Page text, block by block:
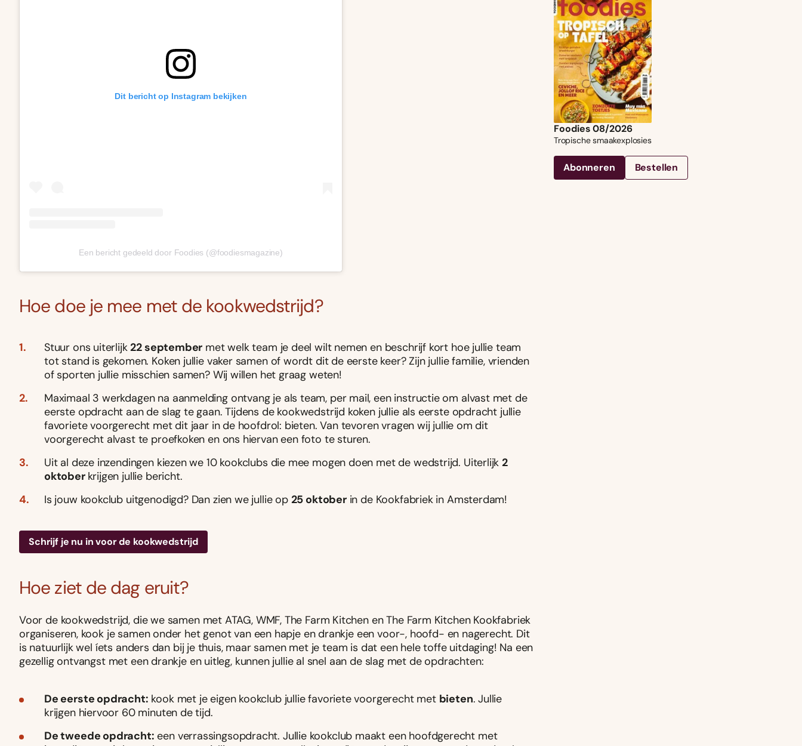
Dit bericht op Instagram bekijken
Een bericht gedeeld door Foodies (@foodiesmagazine)
Hoe doe je mee met de kookwedstrijd?
Stuur ons uiterlijk 22 september met welk team je deel wilt nemen en beschrijf kort hoe jullie team
tot stand is gekomen. Koken jullie vaker samen of wordt dit de eerste keer? Zijn jullie familie, vrienden
of sporten jullie misschien samen? Wij willen het graag weten!
Maximaal 3 werkdagen na aanmelding ontvang je als team, per mail, een instructie om alvast met de
eerste opdracht aan de slag te gaan. Tijdens de kookwedstrijd koken jullie als eerste opdracht jullie
favoriete voorgerecht met dit jaar in de hoofdrol: bieten. Van tevoren vragen wij jullie om dit
voorgerecht alvast te proefkoken en ons hiervan een foto te sturen.
Uit al deze inzendingen kiezen we 10 kookclubs die mee mogen doen met de wedstrijd. Uiterlijk 2
oktober krijgen jullie bericht.
Is jouw kookclub uitgenodigd? Dan zien we jullie op 25 oktoberin de Kookfabriek in Amsterdam!
Schrijf je nu in voor de kookwedstrijd
Hoe ziet de dag eruit?
Voor de kookwedstrijd, die we samen met ATAG, WMF, The Farm Kitchen en The Farm Kitchen Kookfabriek
organiseren, kook je samen onder het genot van een hapje en drankje een voor-, hoofd- en nagerecht. Dit
is natuurlijk wel íets anders dan bij je thuis, maar samen met je team is dat een hele toffe uitdaging! Na een
gezellig ontvangst met een drankje en uitleg, kunnen jullie al snel aan de slag met de opdrachten:
De eerste opdracht: kook met je eigen kookclub jullie favoriete voorgerecht met bieten. Jullie
krijgen hiervoor 60 minuten de tijd.
De tweede opdracht: een verrassingsopdracht. Jullie kookclub maakt een hoofdgerecht met
Foodies 08/2026
Tropische smaakexplosies
Abonneren Bestellen